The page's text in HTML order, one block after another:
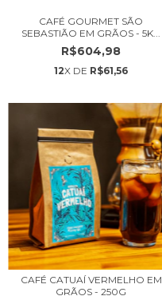
CAFÉ GOURMET SÃO
SEBASTIÃO EM GRÃOS - 5K...
R$604,98
12X DE R$61,56
CAFÉ CATUAÍ VERMELHO EM
GRÃOS - 250G